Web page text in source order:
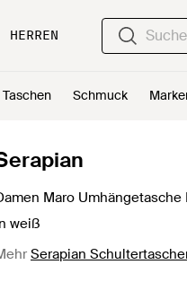
HERREN
Taschen Schmuck
Maro Umhängetasche
weiß
Serapian